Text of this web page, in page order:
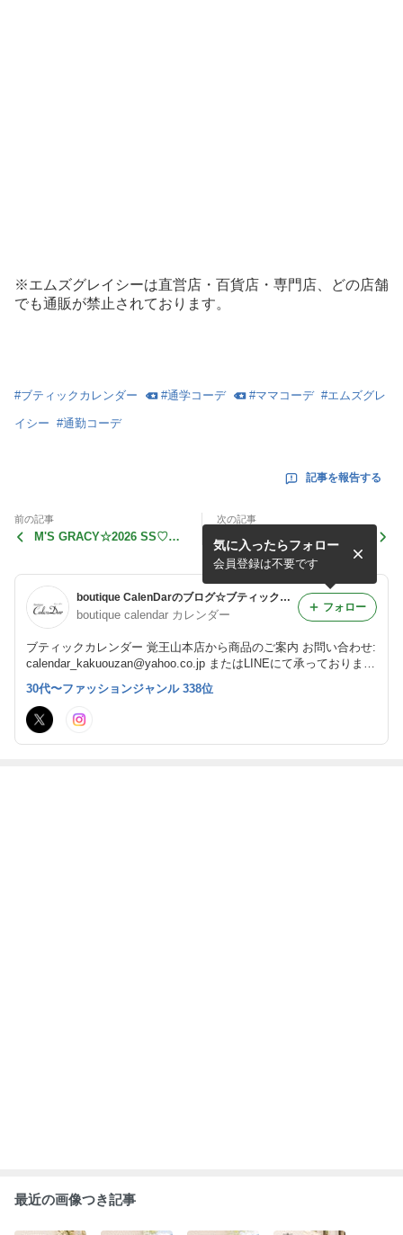
※エムズグレイシーは直営店・百貨店・専門店、どの店舗
でも通販が禁止されております。
#ブティックカレンダー #通学コーデ #ママコーデ #エムズグレ
イシー #通勤コーデ
記事を報告する
前の記事
M'S GRACY☆2026 SS♡カ
次の記事
【完売】M'S GRACY☆2026
SS♡フラワーモチーフ 半
袖カーディガン
boutique CalenDarのブログ☆ブティックカレンダー
boutique calendar カレンダー
ブティックカレンダー 覚王山本店から商品のご案内 お問い合わせ:
calendar_kakuouzan@yahoo.co.jp またはLINEにて承っておりま
ィックカレンダーの顧客様のみとさせていただいております。
気に入ったらフォロー
会員登録は不要です
フォロー
30代〜ファッションジャンル 338位
最近の画像つき記事